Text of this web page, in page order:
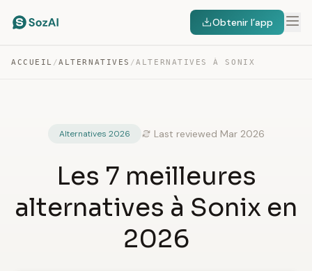
Obtenir l’app
ACCUEIL /ALTERNATIVES /ALTERNATIVES À SONIX
Alternatives 2026 Last reviewed Mar 2026
Les 7 meilleures
alternatives à Sonix en
2026